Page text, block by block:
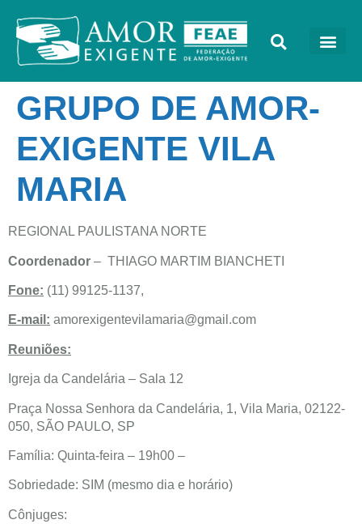
GRUPO DE AMOR-
EXIGENTE VILA
MARIA
REGIONAL PAULISTANA NORTE
Coordenador – THIAGO MARTIM BIANCHETI
Fone: (11) 99125-1137,
E-mail: amorexigentevilamaria@gmail.com
Reuniões:
Igreja da Candelária – Sala 12
Praça Nossa Senhora da Candelária, 1, Vila Maria, 02122-
050, SÃO PAULO, SP
Família: Quinta-feira – 19h00 –
Sobriedade: SIM (mesmo dia e horário)
Cônjuges: